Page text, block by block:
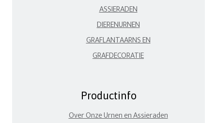
ASSIERADEN
DIERENURNEN
GRAFLANTAARNS EN
GRAFDECORATIE
Productinfo
Over Onze Urnen en Assieraden